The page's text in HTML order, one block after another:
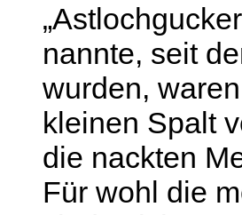
nannte, seit
wurden,
kleinen Spalt
die nackten
Für wohl die